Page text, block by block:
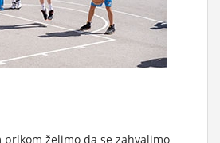
želimo da se zahvalimo